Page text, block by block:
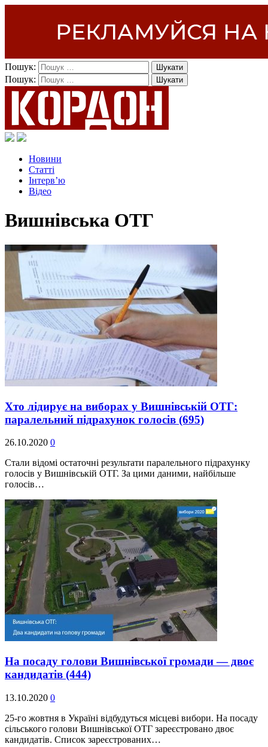
Пошук:
Пошук:
Новини
Статті
Інтерв’ю
Відео
Вишнівська ОТГ
Хто лідирує на виборах у Вишнівській ОТГ:
паралельний підрахунок голосів (695)
26.10.2020 0
Стали відомі остаточні результати паралельного підрахунку
голосів у Вишнівській ОТГ. За цими даними, найбільше
голосів…
На посаду голови Вишнівської громади — двоє
кандидатів (444)
13.10.2020 0
25-го жовтня в Україні відбудуться місцеві вибори. На посаду
сільського голови Вишнівської ОТГ зареєстровано двоє
кандидатів. Список зареєстрованих…